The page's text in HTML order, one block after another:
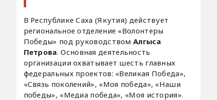
В Республике Саха (Якутия) действует
региональное отделение «Волонтеры
Победы» под руководствомАлгыса
Петрова. Основная деятельность
организации охватывает шесть главных
федеральных проектов: «Великая Победа»,
«Связь поколений», «Моя победа», «Наши
победы», «Медиа победа», «Моя история».